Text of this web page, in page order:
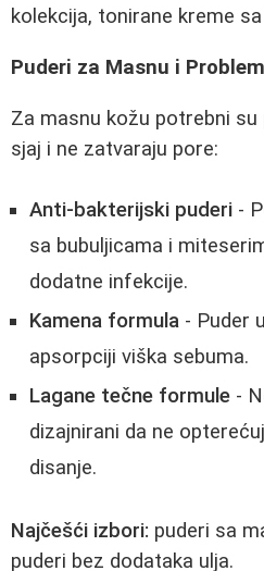
kolekcija, tonirane kreme
Puderi za Masnu i
Za masnu kožu potrebni
sjaj i ne zatvaraju pore:
Anti-bakterijski puderi -
sa bubuljicama i
dodatne infekcije.
Kamena formula - Puder
apsorpciji viška sebuma.
Lagane tečne formule -
dizajnirani da ne
disanje.
Najčešći izbori: puderi sa
puderi bez dodataka ulja.